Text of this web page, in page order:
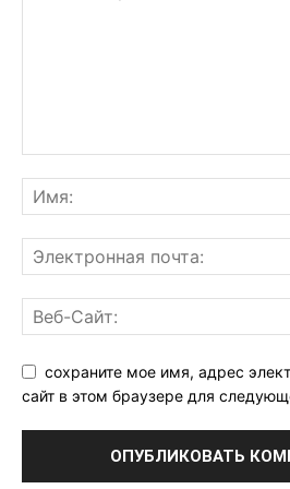
сохраните мое имя, адрес
сайт в этом браузере для